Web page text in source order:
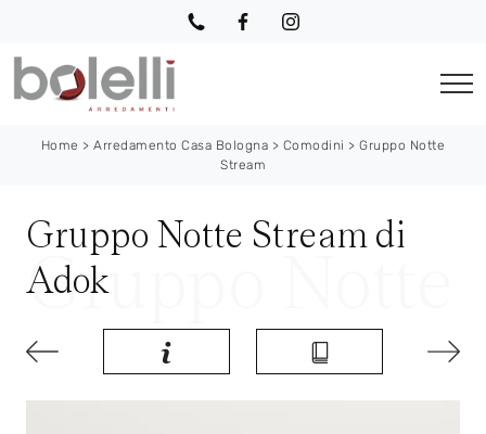
Home >Arredamento Casa Bologna > Comodini >Gruppo Notte
Stream
Gruppo Notte Stream di
Adok